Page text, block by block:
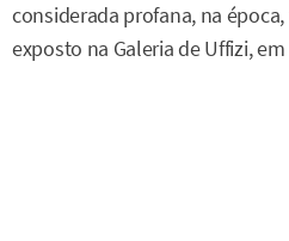
considerada profana, na
exposto na Galeria de Uffizi,